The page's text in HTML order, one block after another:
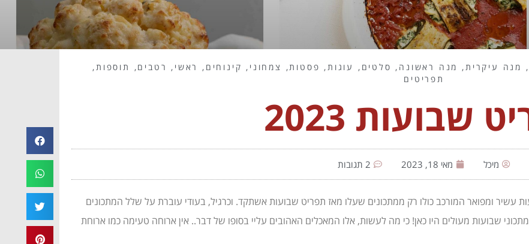
, מנה עיקרית , מנה ראשונה , סלטים , עוגות , פסטות, צמחוני , קינוחים , ראשי , רטבים, תוספות ,
תפריטים
שבועות 2023
מיכל מאי 18, 2023 2 תגובות
ומפואר המורכב כולו רק ממתכונים שעלו מאז תפריט שבועות אשתקד. וכרגיל, בעודי עוברת על שלל המתכונים
שבועות מעולים היו כאן! כי מה לעשות, אלו המאכלים האהובים עליי בסופו של דבר.. אין ארוחה טעימה כמו ארוחת